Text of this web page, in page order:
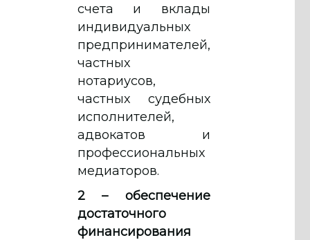
счета и вклады
индивидуальных
предпринимателей,
частных
нотариусов,
частных судебных
исполнителей,
адвокатов и
профессиональных
медиаторов.
2 – обеспечение
достаточного
финансирования